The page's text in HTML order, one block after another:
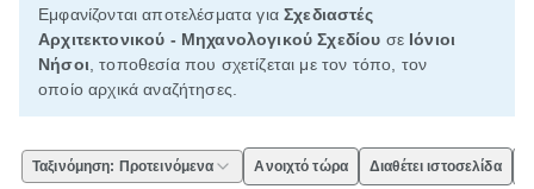
Εμφανίζονται αποτελέσματα γιαΣχεδιαστές
Αρχιτεκτονικού - Μηχανολογικού Σχεδίου σε Ιόνιοι
Νήσοι , τοποθεσία που σχετίζεται με τον τόπο, τον
οποίο αρχικά αναζήτησες.
Ταξινόμηση: Προτεινόμενα Ανοιχτό τώρα Διαθέτει ιστοσελίδα